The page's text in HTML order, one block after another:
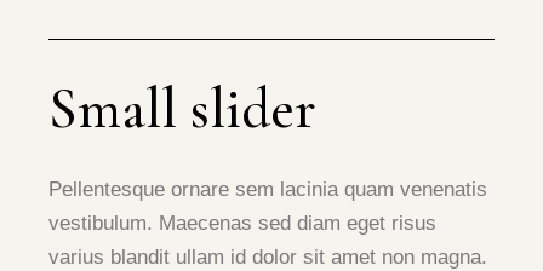
Small slider
Pellentesque ornare sem lacinia quam venenatis
vestibulum. Maecenas sed diam eget risus
varius blandit ullam id dolor sit amet non magna.